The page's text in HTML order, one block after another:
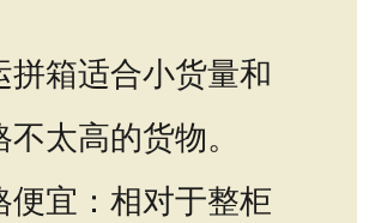
拼箱适合小货量和
太高的货物。
便宜：相对于整柜